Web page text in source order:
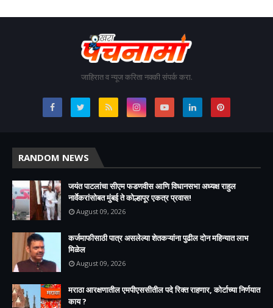
जाहिरात व न्यूज करिता नक्की संपर्क करा.
RANDOM NEWS
जयंत पाटलांचा सीएम फडणवीस आणि विधानसभा अध्यक्ष राहुल
नार्वेकरांसोबत मुंबई ते कोल्हापूर एकत्र प्रवास!
August 09, 2026
कर्जमाफीसाठी पात्र असलेल्या शेतकऱ्यांना पुढील दोन महिन्यात लाभ
मिळेल
August 09, 2026
मराठा आरक्षणातील एमपीएससीतील पदे रिक्त राहणार, कोर्टाच्या निर्णयात
काय ?